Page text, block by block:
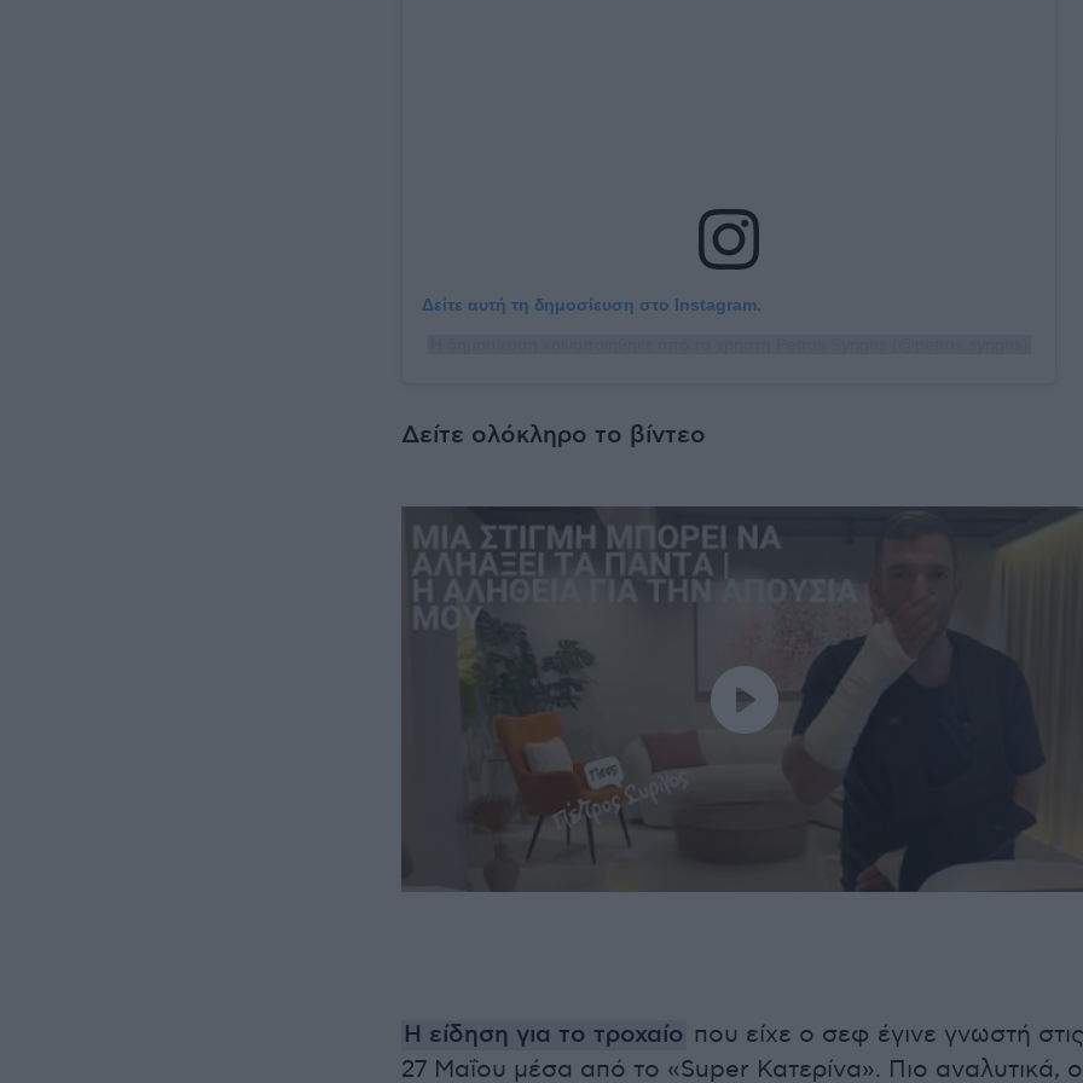
Δείτε αυτή τη δημοσίευση στο Instagram.
Δείτε ολόκληρο το βίντεο
Η είδηση για το τροχαίο που είχε ο σεφ έγινε γνωστή στις
27 Μαΐου μέσα από το «Super Κατερίνα». Πιο αναλυτικά, ο